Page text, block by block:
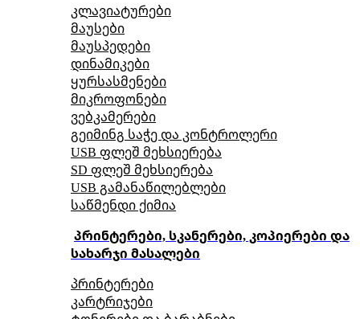
კლავიატურები
მაუსები
მაუსპედები
დინამიკები
ყურსასმენები
მიკროფონები
ვებკამერები
გეიმინგ საჭე და კონტროლერი
USB ფლეშ მეხსიერება
SD ფლეშ მეხსიერება
USB გამანაწილებლები
საწმენდი ქიმია
პრინტერები, სკანერები, კოპიერები და
სახარჯი მასალები
პრინტერები
კარტრიჯები